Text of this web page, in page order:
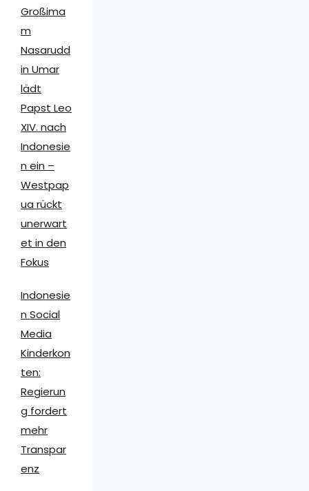
Großima
m
Nasarudd
in Umar
lädt
Papst Leo
XIV. nach
Indonesie
n ein –
Westpap
ua rückt
unerwart
et in den
Fokus
Indonesie
n Social
Media
Kinderkon
ten:
Regierun
g fordert
mehr
Transpar
enz